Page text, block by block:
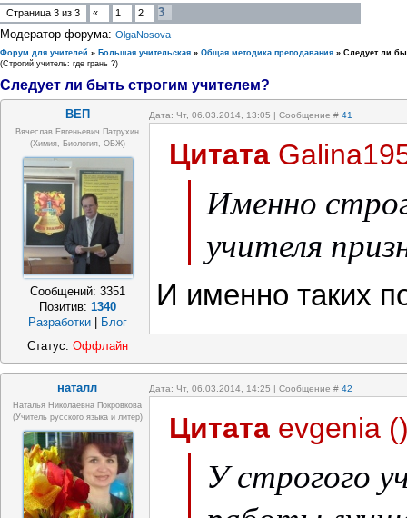
Страница 3 из 3 « 1 2
3
Модератор форума: OlgaNosova
Форум для учителей » Большая учительская » Общая методика преподавания » Следует ли
(Строгий учитель: где грань ?)
Следует ли быть строгим учителем?
ВЕП Дата: Чт, 06.03.2014, 13:05 | Сообщение # 41
Вячеслав Евгеньевич Патрухин
(Химия, Биология, ОБЖ)
Сообщений: 3351
Позитив: 1340
Разработки
Блог
Цитата
Именно
учителя
И именно таких
Статус: Оффлайн
наталл Дата: Чт, 06.03.2014, 14:25 | Сообщение # 42
Наталья Николаевна Покровкова
(учитель русского языка и литер)
Цитата evgenia (
У строгого